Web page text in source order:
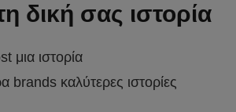
δική σας ιστορία
μια ιστορία
brands καλύτερες ιστορίες